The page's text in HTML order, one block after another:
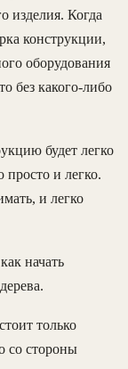
изделия. Когда
конструкции,
оборудования
без какого-либо
будет легко
просто и легко.
и легко
начать
только
со стороны